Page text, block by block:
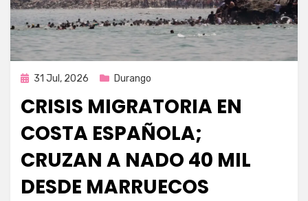
Publicada
31 Jul, 2026 Durango
CRISIS MIGRATORIA EN
COSTA ESPAÑOLA;
CRUZAN A NADO 40 MIL
DESDE MARRUECOS